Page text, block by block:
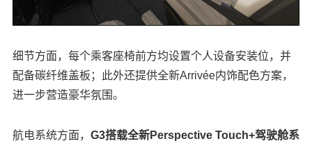
细节方面，每个乘客座椅前方均设置个人设备安装位，并
配备碳纤维盖板；此外还提供全新Arrivée内饰配色方案，
进一步营造豪华氛围。
航电系统方面， G3搭载全新Perspective Touch+驾驶舱系